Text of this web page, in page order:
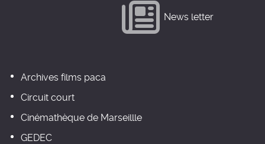
News letter
Archives films paca
Circuit court
Cinémathèque de Marseillle
GEDEC